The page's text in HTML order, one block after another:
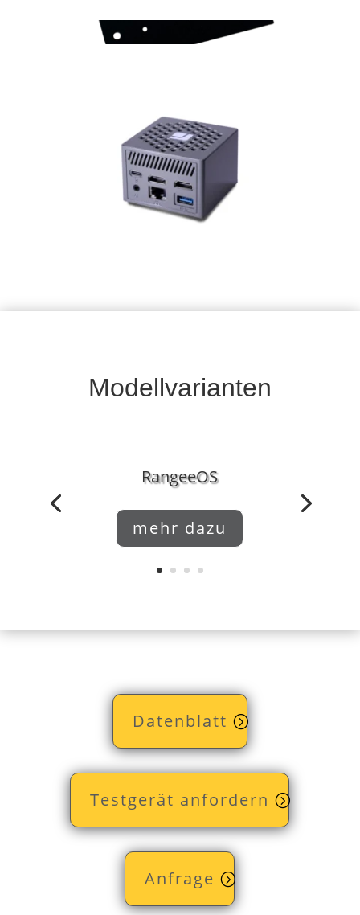
VESA Halterung
Universal-Halterung zur Anbringung an einen
Modellvarianten
RangeeOS
mehr dazu
Datenblatt
Testgerät anfordern
Anfrage